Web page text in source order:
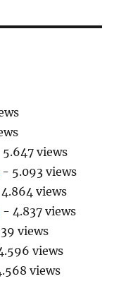
views
- 5.093 views
views
- 4.837 views
views
views
views